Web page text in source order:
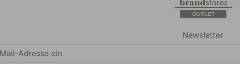
Newsletter